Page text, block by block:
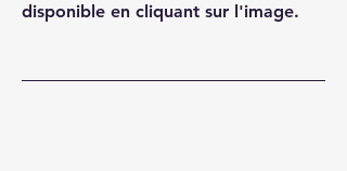
disponible en cliquant sur l'image.